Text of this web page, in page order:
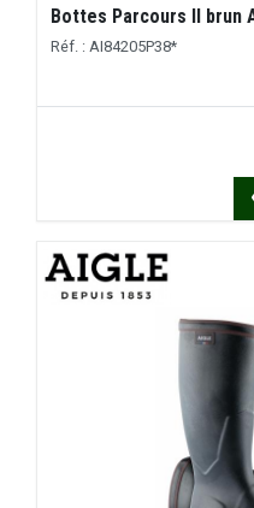
Bottes Parcours II brun
Réf. : AI84205P38*